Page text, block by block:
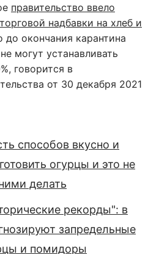
правительство ввело
надбавки на хлеб и
до окончания карантина
могут устанавливать
говорится в
от 30 декабря 2021
способов вкусно и
огурцы и это не
делать
рекорды": в
запредельные
и помидоры